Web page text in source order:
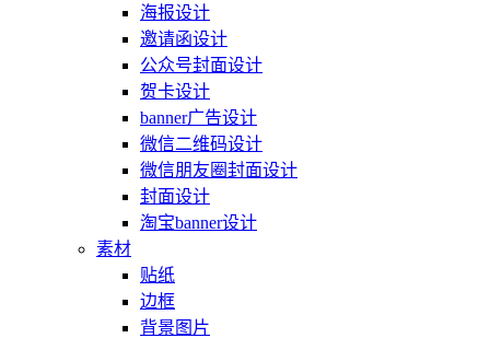
海报设计
邀请函设计
公众号封面设计
贺卡设计
banner广告设计
微信二维码设计
微信朋友圈封面设计
封面设计
淘宝banner设计
素材
贴纸
边框
背景图片